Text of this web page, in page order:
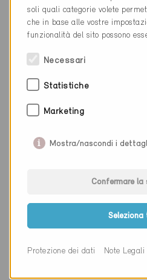
Luogo
Sito web
Luogo
soli quali categorie volete
che in base alle vostre
funzionalità del sito possono
Necessari
Statistiche
Marketing
Mostra/nascondi i
Confermare la
Protezione dei dati Note Legali